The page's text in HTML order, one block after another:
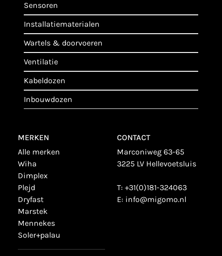
sensoren
installatiematerialen
wartels & doorvoeren
ventilatie
kabeldozen
inbouwdozen
MERKEN
alle merken
wiha
dimplex
plejd
dryfast
marstek
mennekes
soler+palau
CONTACT
Marconiweg 63-65
3225 LV Hellevoetsluis
T: +31(0)181-324063
E: info@migomo.nl